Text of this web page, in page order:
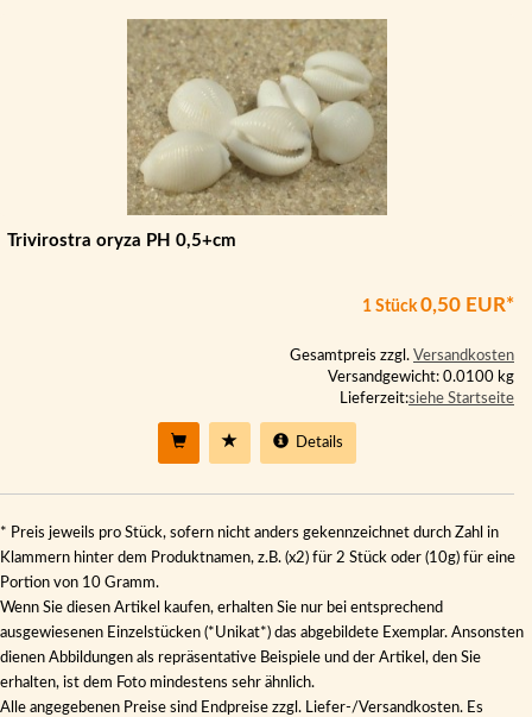
Trivirostra oryza PH 0,5+cm
1 Stück0,50 EUR*
Gesamtpreis zzgl. Versandkosten
Versandgewicht: 0.0100 kg
Lieferzeit:siehe Startseite
Details
* Preis jeweils pro Stück, sofern nicht anders gekennzeichnet durch Zahl in
Klammern hinter dem Produktnamen, z.B. (x2) für 2 Stück oder (10g) für eine
Portion von 10 Gramm.
Wenn Sie diesen Artikel kaufen, erhalten Sie nur bei entsprechend
ausgewiesenen Einzelstücken (*Unikat*) das abgebildete Exemplar. Ansonsten
dienen Abbildungen als repräsentative Beispiele und der Artikel, den Sie
erhalten, ist dem Foto mindestens sehr ähnlich.
Alle angegebenen Preise sind Endpreise zzgl. Liefer-/Versandkosten. Es